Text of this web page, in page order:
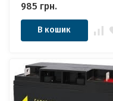
985 грн.
В кошик